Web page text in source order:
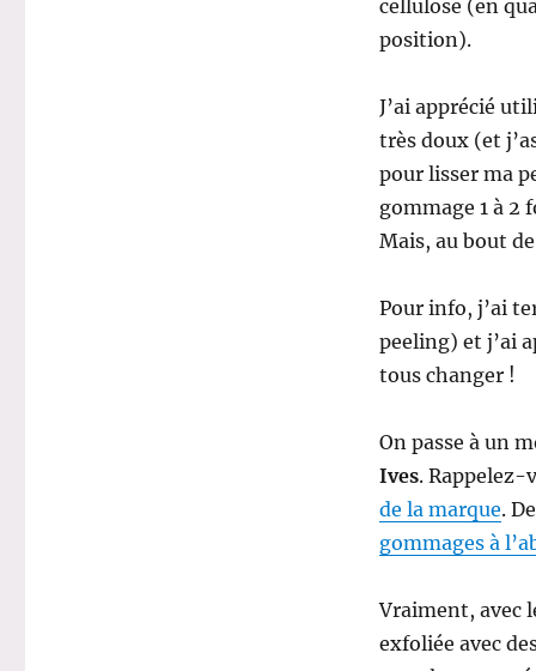
cellulose (en
position).
J’ai apprécié
très doux (et
pour lisser ma
gommage 1 à 2
Mais, au bout
Pour info, j’ai
peeling) et j’ai
tous changer !
On passe à un
Ives. Rappelez-
de la marque.
gommages à
Vraiment, avec
exfoliée avec